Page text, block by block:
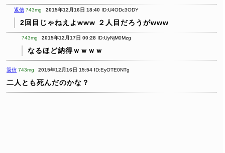
返信 743mg 2015年12月16日 18:40 ID:U4ODc3ODY
2回目じゃねえよwww ２人目だろうがwww
743mg 2015年12月17日 00:28 ID:UyNjM0Mzg
なるほど納得ｗｗｗｗ
返信 743mg 2015年12月16日 15:54 ID:EyOTE0NTg
二人とも死んだのかな？